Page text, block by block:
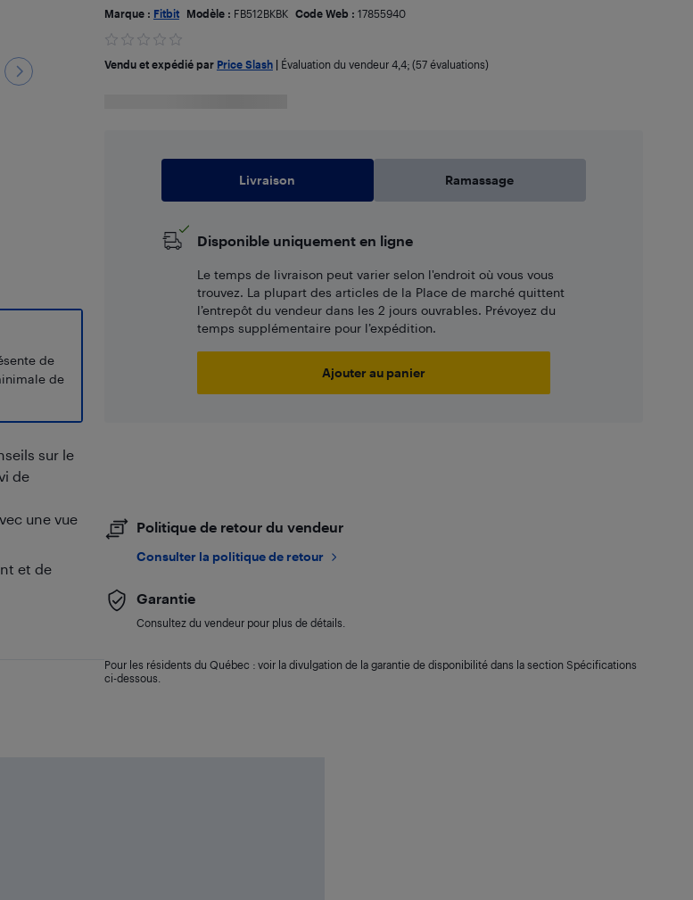
de
de
sur le
de
une vue
et de
Marque : Fitbit Modèle : FB512BKBK Code Web : 17855940
Vendu et expédié par Price Slash| Évaluation du vendeur 4,4; (57 évaluations)
Livraison Ramassage
Disponible uniquement en ligne
Le temps de livraison peut varier selon l'endroit où vous vous
trouvez. La plupart des articles de la Place de marché quittent
l’entrepôt du vendeur dans les 2 jours ouvrables. Prévoyez du
temps supplémentaire pour l’expédition.
Ajouter au panier
Politique de retour du vendeur
Consulter la politique de retour
Garantie
Consultez du vendeur pour plus de détails.
Pour les résidents du Québec : voir la divulgation de la garantie de disponibilité dans la section Spécifications
ci-dessous.